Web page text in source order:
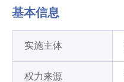
基本信息
实施主体
权力来源